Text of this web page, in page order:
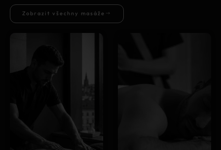
Zobrazit všechny masáže